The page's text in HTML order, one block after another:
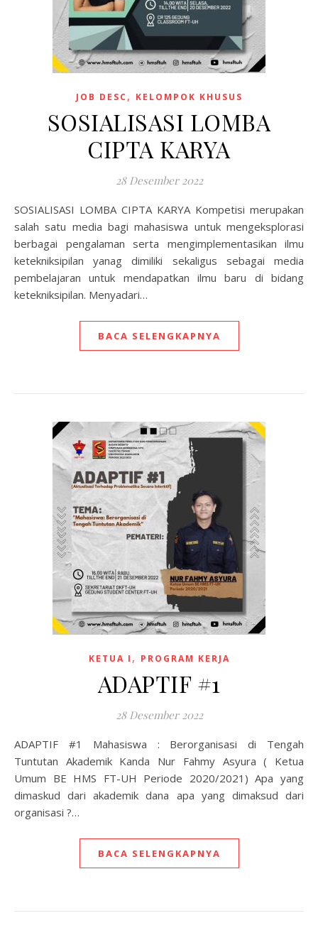
JOB DESC , KELOMPOK KHUSUS
SOSIALISASI LOMBA
CIPTA KARYA
28 Desember 2022
SOSIALISASI LOMBA CIPTA KARYA Kompetisi merupakan
salah satu media bagi mahasiswa untuk mengeksplorasi
berbagai pengalaman serta mengimplementasikan ilmu
ketekniksipilan yanag dimiliki sekaligus sebagai media
pembelajaran untuk mendapatkan ilmu baru di bidang
ketekniksipilan. Menyadari…
BACA SELENGKAPNYA
KETUA I , PROGRAM KERJA
ADAPTIF #1
28 Desember 2022
ADAPTIF #1 Mahasiswa : Berorganisasi di Tengah
Tuntutan Akademik Kanda Nur Fahmy Asyura ( Ketua
Umum BE HMS FT-UH Periode 2020/2021) Apa yang
dimaskud dari akademik dana apa yang dimaksud dari
organisasi ?…
BACA SELENGKAPNYA